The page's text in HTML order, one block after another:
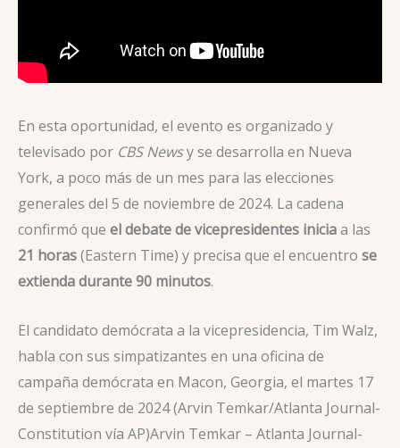
En esta oportunidad, el evento es organizado y
televisado por CBS Newsy se desarrolla en Nueva
York, a poco más de un mes para las elecciones
generales del 5 de noviembre de 2024. La cadena
confirmó que el debate de vicepresidentes iniciaa las
21 horas(Eastern Time) y precisa que el encuentro se
extienda durante 90 minutos.
El candidato demócrata a la vicepresidencia, Tim Walz,
habla con sus simpatizantes en una oficina de
campaña demócrata en Macon, Georgia, el martes 17
de septiembre de 2024 (Arvin Temkar/Atlanta Journal-
Constitution vía AP)Arvin Temkar – Atlanta Journal-